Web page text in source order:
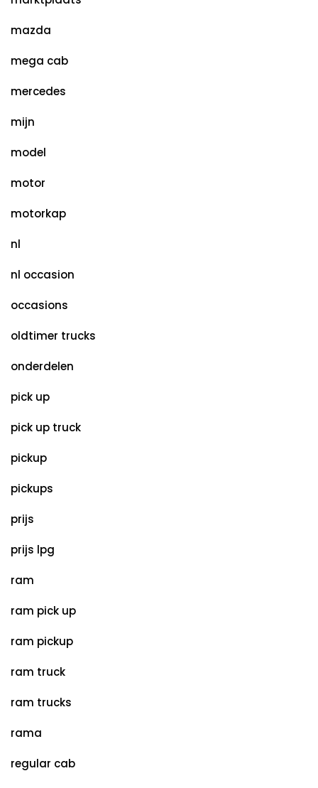
mazda
mega cab
mercedes
mijn
model
motor
motorkap
nl
nl occasion
occasions
oldtimer trucks
onderdelen
pick up
pick up truck
pickup
pickups
prijs
prijs lpg
ram
ram pick up
ram pickup
ram truck
ram trucks
rama
regular cab